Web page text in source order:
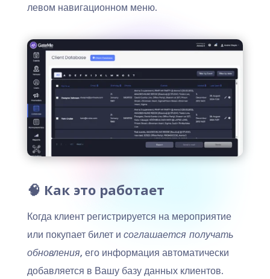
левом навигационном меню.
🧠 Как это работает
Когда клиент регистрируется на мероприятие
или покупает билет и соглашается получать
обновления, его информация автоматически
добавляется в Вашу базу данных клиентов.